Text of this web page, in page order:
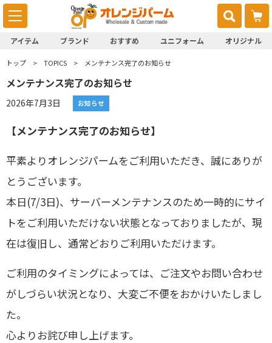
アイテム ブランド おすすめ ユニフォーム オリジナル
トップ TOPICS メンテナンス完了のお知らせ
メンテナンス完了のお知らせ
2026年7月3日 お知らせ
【メンテナンス完了のお知らせ】
平素よりオレンジパームをご利用いただき、誠にありが
とうございます。
本日(7/3日)、サーバーメンテナンスのため一時的にサイ
トをご利用いただけない状態となっておりましたが、現
在は復旧し、通常どおりご利用いただけます。
ご利用のタイミングによっては、ご注文やお問い合わせ
がしづらい状況となり、大変ご不便をおかけいたしまし
た。
心よりお詫び申し上げます。